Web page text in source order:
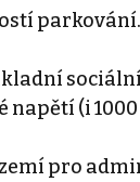
parkování.
napětí (i 1000
pro